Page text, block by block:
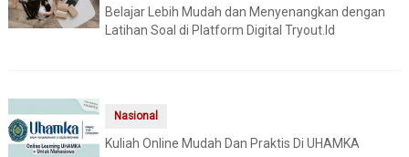
Belajar Lebih Mudah dan Menyenangkan dengan
Latihan Soal di Platform Digital Tryout.Id
Nasional
Kuliah Online Mudah Dan Praktis Di UHAMKA